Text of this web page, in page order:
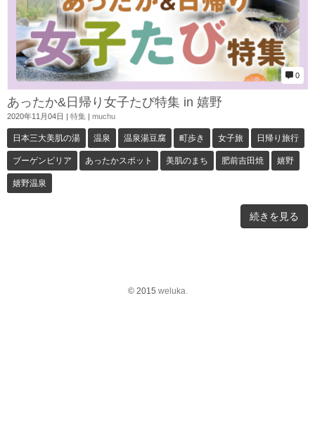
0
あったか&日帰り女子たび特集 in 嬉野
2020年11月04日 特集 muchu
日本三大美肌の湯 温泉 温泉湯豆腐 町歩き 女子旅 日帰り旅行
ブーゲンビリア あったかスポット 美肌のまち 肥前吉田焼 嬉野
嬉野温泉
続きを見る
© 2015 weluka.